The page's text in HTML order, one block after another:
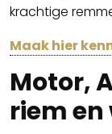
krachtige
Maak hier
Motor,
riem en